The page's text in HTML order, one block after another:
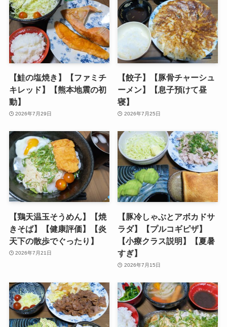
【鮭の塩焼き】【ファミチ
キレッド】【熊本地震の初
動】
2026年7月29日
【餃子】【豚骨チャーシュ
ーメン】【息子預けて昼
寝】
2026年7月25日
【鶏天温玉そうめん】【焼
きそば】【健康評価】【炎
天下の散歩でぐったり】
2026年7月21日
【豚冷しゃぶとアボカドサ
ラダ】【プルコギピザ】
【小療クラス説明】【夏暑
すぎ】
2026年7月15日